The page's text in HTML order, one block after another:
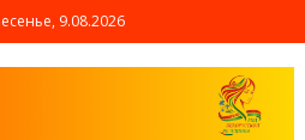
9.08.2026